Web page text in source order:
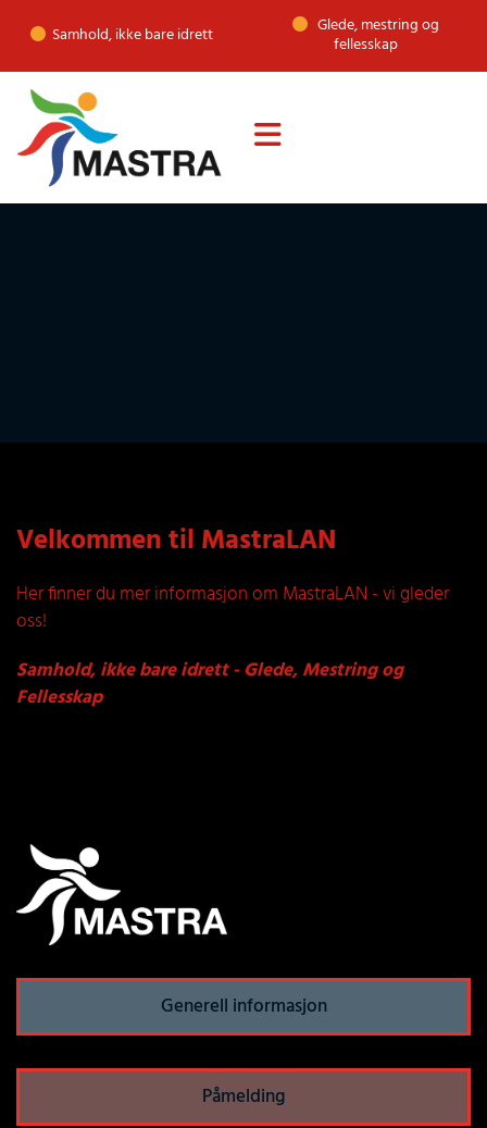
 Samhold, ikke bare idrett Glede, mestring og
fellesskap
Velkommen til MastraLAN
Her finner du mer informasjon om MastraLAN - vi gleder
oss!
Samhold, ikke bare idrett - Glede, Mestring og
Fellesskap
Generell informasjon
Påmelding